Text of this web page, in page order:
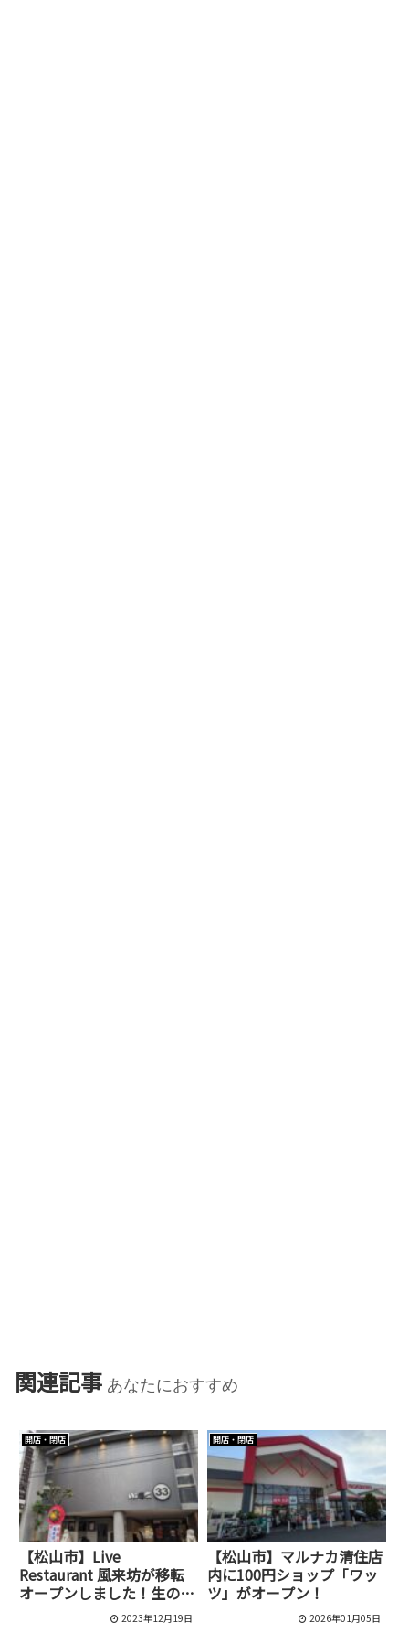
関連記事 あなたにおすすめ
開店・閉店
【松山市】Live
Restaurant 風来坊が移転
オープンしました！生の音
楽を聴きながら食事ができ
2023年12月19日
開店・閉店
【松山市】マルナカ清住店
内に100円ショップ「ワッ
ツ」がオープン！
2026年01月05日